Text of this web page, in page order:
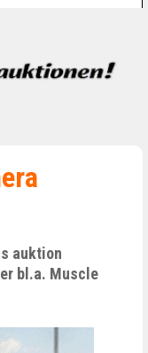
auktion
bl.a. Muscle